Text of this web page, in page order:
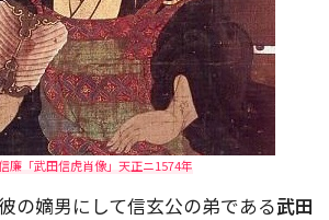
廉「武田信虎肖像」天正ニ1574年
の嫡男にして信玄公の弟である武田